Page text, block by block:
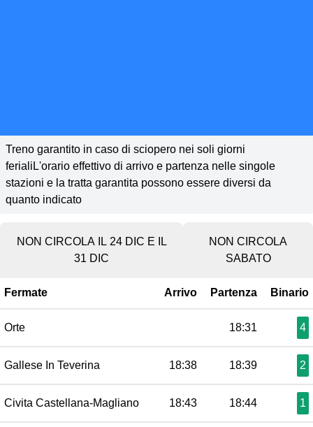
Treno garantito in caso di sciopero nei soli giorni
ferialiL'orario effettivo di arrivo e partenza nelle singole
stazioni e la tratta garantita possono essere diversi da
quanto indicato
NON CIRCOLA IL 24 DIC E IL
31 DIC
NON CIRCOLA
SABATO
Fermate Arrivo Partenza Binario
Orte 18:31 4
Gallese In Teverina 18:38 18:39 2
Civita Castellana-Magliano 18:43 18:44 1